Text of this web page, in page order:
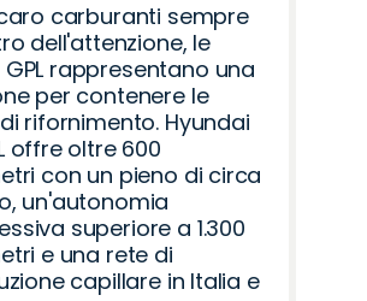
carburanti sempre
dell'attenzione, le
rappresentano una
per contenere le
rifornimento. Hyundai
offre oltre 600
con un pieno di circa
un'autonomia
superiore a 1.300
e una rete di
capillare in Italia e